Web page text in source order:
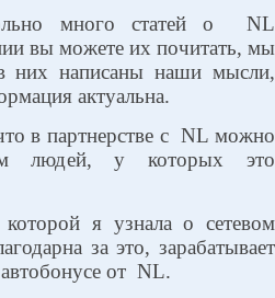
много статей о
NL
вы можете их почитать, мы
них написаны наши мысли,
актуальна.
в партнерстве с NL можно
людей, у которых это
я узнала о сетевом
за это, зарабатывает
от NL.